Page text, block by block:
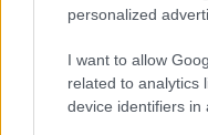
personalized
I want to allow
related to analytics
device identifiers in
a hazai turizmusról
A Tisza Párt Dr. Baka
Óriási, több mint két
fiú (VIDEÓVAL)